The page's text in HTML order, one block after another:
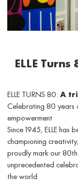
ELLE
ELLE TURNS 80: A
Celebrating 80 years
empowerment
Since 1945, ELLE
championing
proudly mark our
unprecedented
the world.